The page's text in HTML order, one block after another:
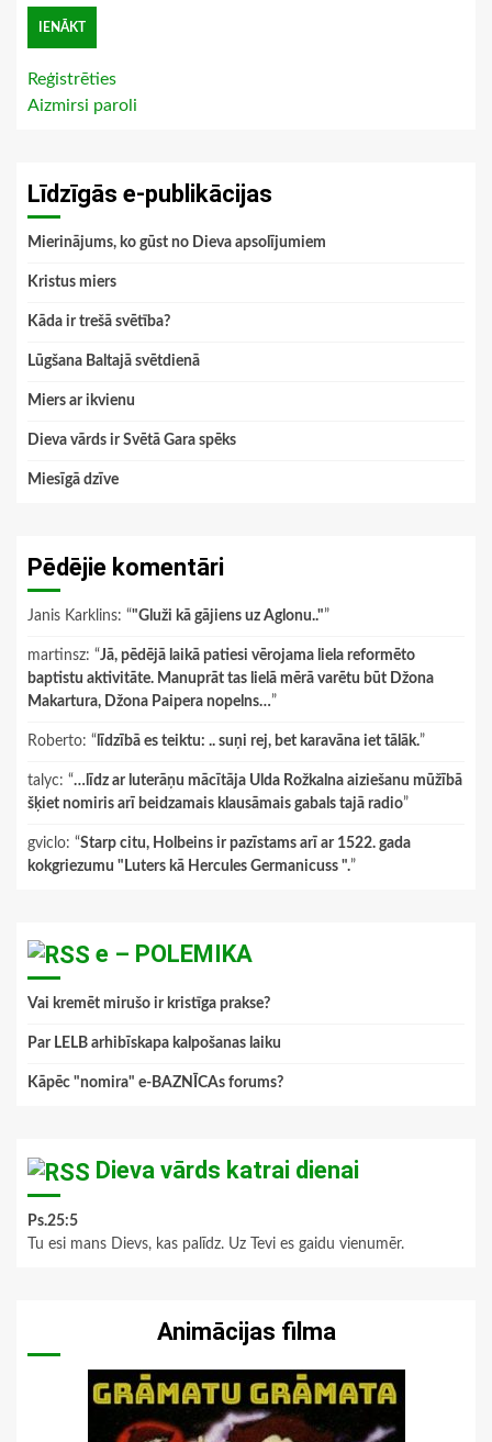
Reģistrēties
Aizmirsi paroli
Līdzīgās e-publikācijas
Mierinājums, ko gūst no Dieva apsolījumiem
Kristus miers
Kāda ir trešā svētība?
Lūgšana Baltajā svētdienā
Miers ar ikvienu
Dieva vārds ir Svētā Gara spēks
Miesīgā dzīve
Pēdējie komentāri
Janis Karklins: “"Gluži kā gājiens uz Aglonu.."”
martinsz: “Jā, pēdējā laikā patiesi vērojama liela reformēto
baptistu aktivitāte. Manuprāt tas lielā mērā varētu būt Džona
Makartura, Džona Paipera nopelns…”
Roberto: “ līdzībā es teiktu: .. suņi rej, bet karavāna iet tālāk.”
talyc: “…līdz ar luterāņu mācītāja Ulda Rožkalna aiziešanu mūžībā
šķiet nomiris arī beidzamais klausāmais gabals tajā radio”
gviclo: “Starp citu, Holbeins ir pazīstams arī ar 1522. gada
kokgriezumu "Luters kā Hercules Germanicuss ".”
e – POLEMIKA
Vai kremēt mirušo ir kristīga prakse?
Par LELB arhibīskapa kalpošanas laiku
Kāpēc "nomira" e-BAZNĪCAs forums?
Dieva vārds katrai dienai
Ps.25:5
Tu esi mans Dievs, kas palīdz. Uz Tevi es gaidu vienumēr.
Animācijas filma